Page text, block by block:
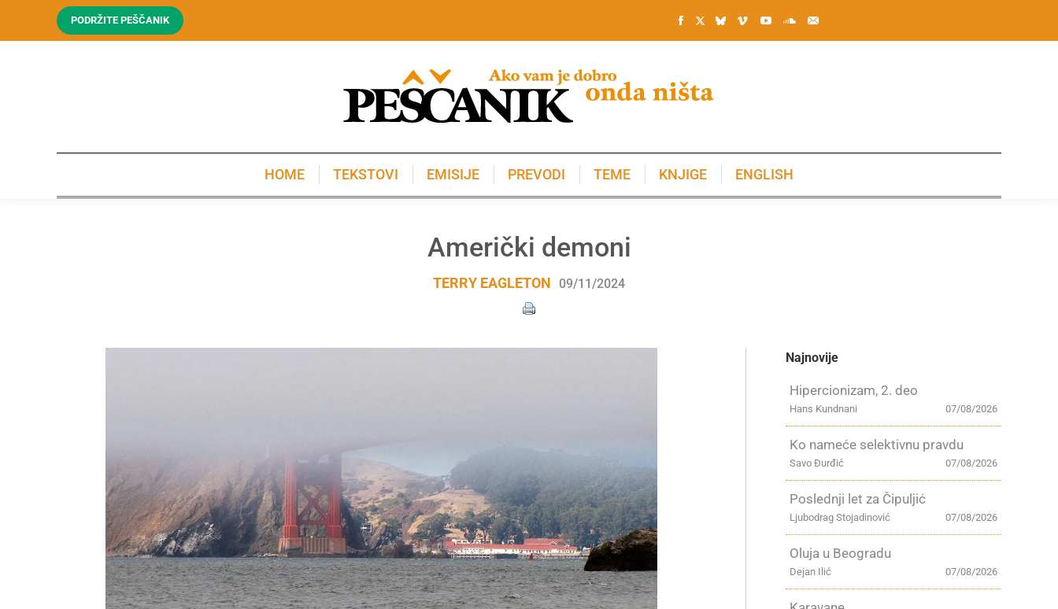
PODRŽITE PEŠČANIK
HOME TEKSTOVI EMISIJE PREVODI TEME KNJIGE ENGLISH
Američki demoni
TERRY EAGLETON 09/11/2024
Najnovije
Hipercionizam, 2. deo
07/08/2026
Hans Kundnani
Ko nameće selektivnu pravdu
07/08/2026
Savo Đurđić
Poslednji let za Čipuljić
07/08/2026
Ljubodrag Stojadinović
Oluja u Beogradu
07/08/2026
Dejan Ilić
KNJIGE ENGLISH